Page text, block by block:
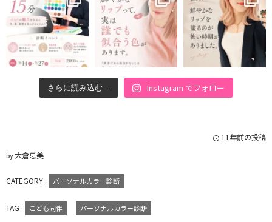
さらに読み込む... Instagram でフォロー
11年前の投稿
by大倉恵美
CATEGORY : パーソナルカラー診断
TAG : こども同伴 パーソナルカラー診断